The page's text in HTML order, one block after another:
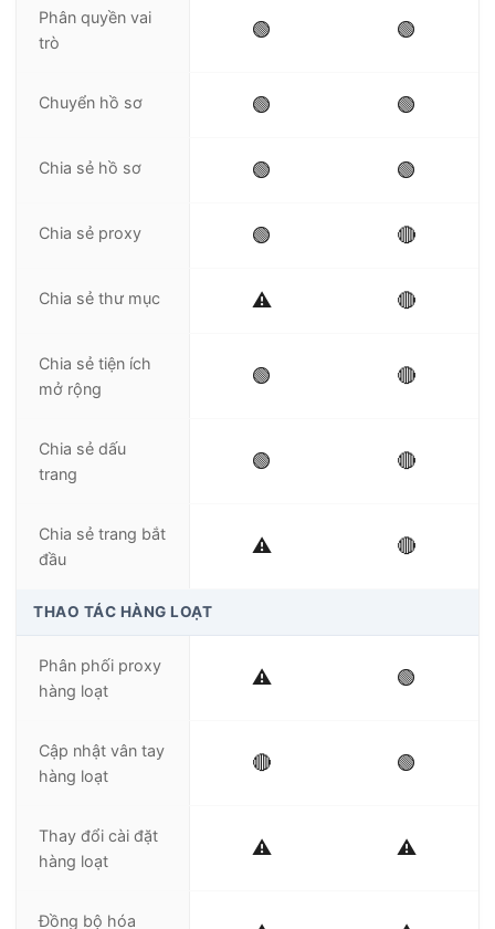
Phân quyền vai
trò
🟢 🟢
Chuyển hồ sơ 🟢 🟢
Chia sẻ hồ sơ 🟢 🟢
Chia sẻ proxy 🟢 🔴
Chia sẻ thư mục ⚠️ 🔴
Chia sẻ tiện ích
mở rộng
🟢 🔴
Chia sẻ dấu
trang
🟢 🔴
Chia sẻ trang bắt
đầu
⚠️ 🔴
THAO TÁC HÀNG LOẠT
Phân phối proxy
hàng loạt
⚠️ 🟢
Cập nhật vân tay
hàng loạt
🔴 🟢
Thay đổi cài đặt
hàng loạt
⚠️ ⚠️
Đồng bộ hóa